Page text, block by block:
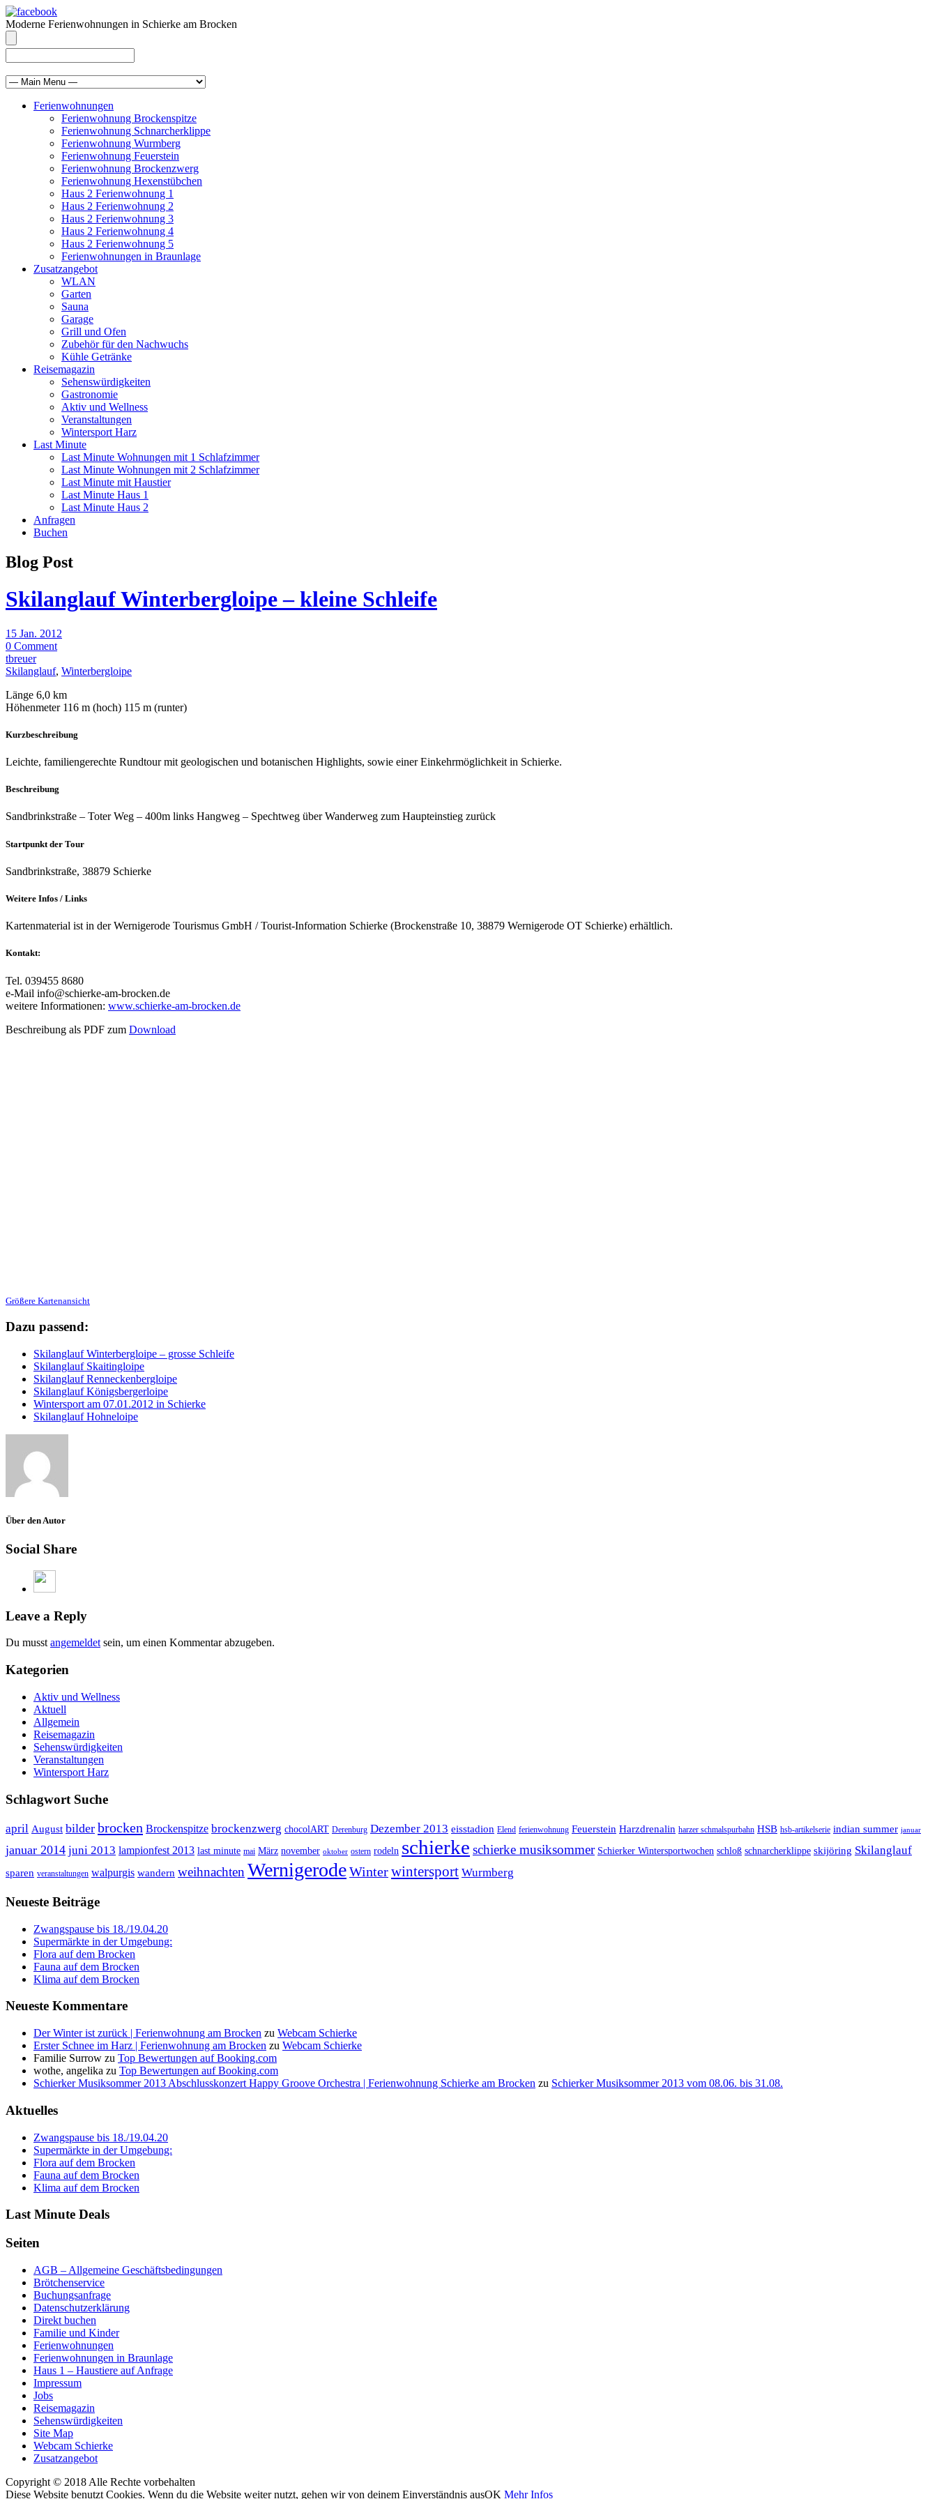
Moderne Ferienwohnungen in Schierke am Brocken
Ferienwohnungen
Ferienwohnung Brockenspitze
Ferienwohnung Schnarcherklippe
Ferienwohnung Wurmberg
Ferienwohnung Feuerstein
Ferienwohnung Brockenzwerg
Ferienwohnung Hexenstübchen
Haus 2 Ferienwohnung 1
Haus 2 Ferienwohnung 2
Haus 2 Ferienwohnung 3
Haus 2 Ferienwohnung 4
Haus 2 Ferienwohnung 5
Ferienwohnungen in Braunlage
Zusatzangebot
WLAN
Garten
Sauna
Garage
Grill und Ofen
Zubehör für den Nachwuchs
Kühle Getränke
Reisemagazin
Sehenswürdigkeiten
Gastronomie
Aktiv und Wellness
Veranstaltungen
Wintersport Harz
Last Minute
Last Minute Wohnungen mit 1 Schlafzimmer
Last Minute Wohnungen mit 2 Schlafzimmer
Last Minute mit Haustier
Last Minute Haus 1
Last Minute Haus 2
Anfragen
Buchen
Blog Post
Skilanglauf Winterbergloipe – kleine Schleife
15 Jan. 2012
0 Comment
tbreuer
Skilanglauf, Winterbergloipe
Länge 6,0 km
Höhenmeter 116 m (hoch) 115 m (runter)
Kurzbeschreibung
Leichte, familiengerechte Rundtour mit geologischen und botanischen Highlights, sowie einer Einkehrmöglichkeit in Schierke.
Beschreibung
Sandbrinkstraße – Toter Weg – 400m links Hangweg – Spechtweg über Wanderweg zum Haupteinstieg zurück
Startpunkt der Tour
Sandbrinkstraße, 38879 Schierke
Weitere Infos / Links
Kartenmaterial ist in der Wernigerode Tourismus GmbH / Tourist-Information Schierke (Brockenstraße 10, 38879 Wernigerode OT Schierke) erhältlich.
Kontakt:
Tel. 039455 8680
e-Mail info@schierke-am-brocken.de
weitere Informationen: www.schierke-am-brocken.de
Beschreibung als PDF zum Download
Größere Kartenansicht
Dazu passend:
Skilanglauf Winterbergloipe – grosse Schleife
Skilanglauf Skaitingloipe
Skilanglauf Renneckenbergloipe
Skilanglauf Königsbergerloipe
Wintersport am 07.01.2012 in Schierke
Skilanglauf Hohneloipe
Über den Autor
Social Share
Leave a Reply
Du musstangemeldetsein, um einen Kommentar abzugeben.
Kategorien
Aktiv und Wellness
Aktuell
Allgemein
Reisemagazin
Sehenswürdigkeiten
Veranstaltungen
Wintersport Harz
Schlagwort Suche
april August bilder brocken Brockenspitze brockenzwerg chocolART Derenburg Dezember 2013 eisstadion Elend ferienwohnung Feuerstein Harzdrenalin harzer schmalspurbahn HSB hsb-artikelserie indian summer januar
januar 2014 juni 2013 lampionfest 2013 last minute mai März november oktober ostern rodeln schierke schierke musiksommer Schierker Wintersportwochen schloß schnarcherklippe skijöring Skilanglauf
sparen veranstaltungen walpurgis wandern weihnachtenWernigerodeWinterwintersport Wurmberg
Neueste Beiträge
Zwangspause bis 18./19.04.20
Supermärkte in der Umgebung:
Flora auf dem Brocken
Fauna auf dem Brocken
Klima auf dem Brocken
Neueste Kommentare
Der Winter ist zurück | Ferienwohnung am Brocken zu Webcam Schierke
Erster Schnee im Harz | Ferienwohnung am Brocken zu Webcam Schierke
Familie Surrow zu Top Bewertungen auf Booking.com
wothe, angelika zu Top Bewertungen auf Booking.com
Schierker Musiksommer 2013 Abschlusskonzert Happy Groove Orchestra | Ferienwohnung Schierke am Brocken zu Schierker Musiksommer 2013 vom 08.06. bis 31.08.
Aktuelles
Zwangspause bis 18./19.04.20
Supermärkte in der Umgebung:
Flora auf dem Brocken
Fauna auf dem Brocken
Klima auf dem Brocken
Last Minute Deals
Seiten
AGB – Allgemeine Geschäftsbedingungen
Brötchenservice
Buchungsanfrage
Datenschutzerklärung
Direkt buchen
Familie und Kinder
Ferienwohnungen
Ferienwohnungen in Braunlage
Haus 1 – Haustiere auf Anfrage
Impressum
Jobs
Reisemagazin
Sehenswürdigkeiten
Site Map
Webcam Schierke
Zusatzangebot
Copyright © 2018 Alle Rechte vorbehalten
Diese Website benutzt Cookies. Wenn du die Website weiter nutzt, gehen wir von deinem Einverständnis ausOK Mehr Infos